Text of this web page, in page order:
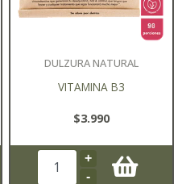
DULZURA NATURAL
VITAMINA B3
$3.990
+
-